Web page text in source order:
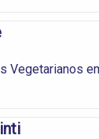
Vegetarianos